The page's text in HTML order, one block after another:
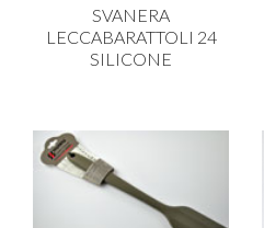
SVANERA
LECCABARATTOLI 24
SILICONE